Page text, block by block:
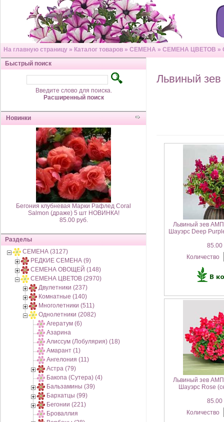
На главную страницу » Каталог товаров » СЕМЕНА » СЕМЕНА ЦВЕТОВ »
Быстрый поиск
Введите слово для поиска.
Расширенный поиск
Новинки
Бегония клубневая Марки Рафлед Coral
Salmon (драже) 5 шт НОВИНКА!
85.00 руб.
Разделы
СЕМЕНА (3127)
РЕДКИЕ СЕМЕНА (9)
СЕМЕНА ОВОЩЕЙ (148)
СЕМЕНА ЦВЕТОВ (2970)
Двулетники (237)
Комнатные (140)
Многолетники (511)
Однолетники (2082)
Агератум (6)
Азарина
Алиссум (Лобулярия) (18)
Амарант (1)
Ангелония (11)
Астра (79)
Бакопа (Сутера) (4)
Бальзамины (39)
Бархатцы (99)
Бегонии (221)
Броваллия
Львиный
Львиный зев
Шауэрс Deep
85.00
Количество
Львиный зев
Шауэрс Rose
85.00
Количество